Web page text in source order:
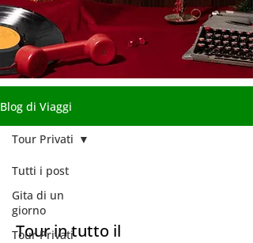
Blog di Viaggi
Tutti i post
Gita di un
giorno
Tour Privati
Tour Privati
Tour Privati
Tour in tutto il